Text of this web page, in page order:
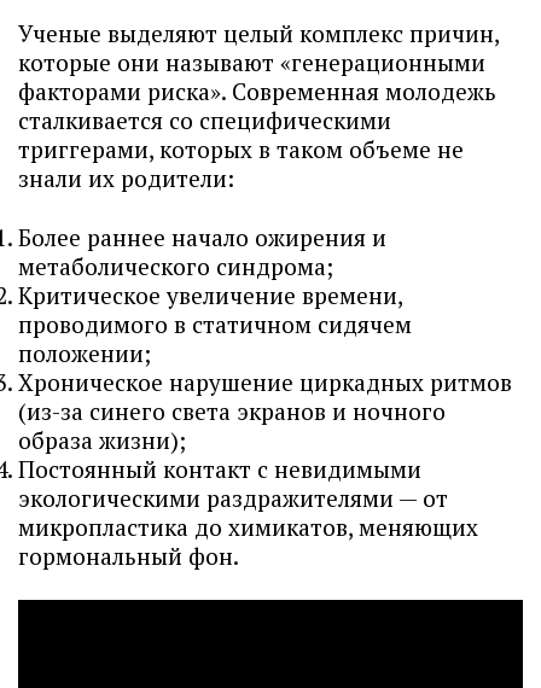
Ученые выделяют целый комплекс причин,
которые они называют «генерационными
факторами риска». Современная молодежь
сталкивается со специфическими
триггерами, которых в таком объеме не
знали их родители:
Более раннее начало ожирения и
метаболического синдрома;
Критическое увеличение времени,
проводимого в статичном сидячем
положении;
Хроническое нарушение циркадных ритмов
(из-за синего света экранов и ночного
образа жизни);
Постоянный контакт с невидимыми
экологическими раздражителями — от
микропластика до химикатов, меняющих
гормональный фон.